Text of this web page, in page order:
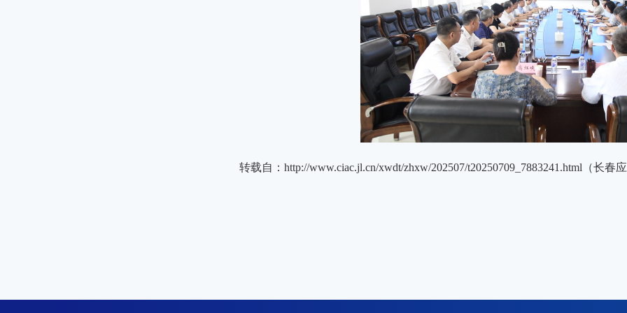
转载自：http://www.ciac.jl.cn/xwdt/zhxw/202507/t20250709_7883241.html （长春